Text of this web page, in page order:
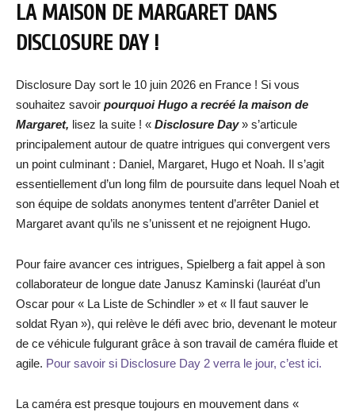
LA MAISON DE MARGARET DANS
DISCLOSURE DAY !
Disclosure Day sort le 10 juin 2026 en France ! Si vous
souhaitez savoir pourquoi Hugo a recréé la maison de
Margaret, lisez la suite ! « Disclosure Day» s’articule
principalement autour de quatre intrigues qui convergent vers
un point culminant : Daniel, Margaret, Hugo et Noah. Il s’agit
essentiellement d’un long film de poursuite dans lequel Noah et
son équipe de soldats anonymes tentent d’arrêter Daniel et
Margaret avant qu’ils ne s’unissent et ne rejoignent Hugo.
Pour faire avancer ces intrigues, Spielberg a fait appel à son
collaborateur de longue date Janusz Kaminski (lauréat d’un
Oscar pour « La Liste de Schindler » et « Il faut sauver le
soldat Ryan »), qui relève le défi avec brio, devenant le moteur
de ce véhicule fulgurant grâce à son travail de caméra fluide et
agile. Pour savoir si Disclosure Day 2 verra le jour, c’est ici.
La caméra est presque toujours en mouvement dans «